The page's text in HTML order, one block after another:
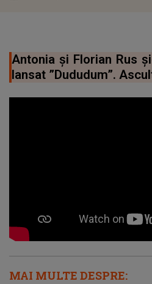
Antonia și Florian Rus
lansat ”Dududum”.
MAI MULTE DESPRE: